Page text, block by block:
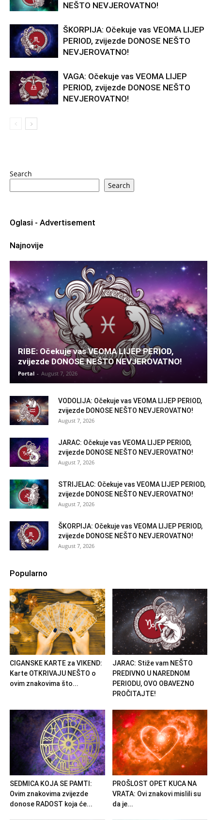
NEŠTO NEVJEROVATNO!
ŠKORPIJA: Očekuje vas VEOMA LIJEP
PERIOD, zvijezde DONOSE NEŠTO
NEVJEROVATNO!
VAGA: Očekuje vas VEOMA LIJEP
PERIOD, zvijezde DONOSE NEŠTO
NEVJEROVATNO!
Search
Search
Oglasi - Advertisement
Najnovije
RIBE: Očekuje vas VEOMA LIJEP PERIOD,
zvijezde DONOSE NEŠTO NEVJEROVATNO!
Portal - August 7, 2026
VODOLIJA: Očekuje vas VEOMA LIJEP PERIOD,
zvijezde DONOSE NEŠTO NEVJEROVATNO!
August 7, 2026
JARAC: Očekuje vas VEOMA LIJEP PERIOD,
zvijezde DONOSE NEŠTO NEVJEROVATNO!
August 7, 2026
STRIJELAC: Očekuje vas VEOMA LIJEP PERIOD,
zvijezde DONOSE NEŠTO NEVJEROVATNO!
August 7, 2026
ŠKORPIJA: Očekuje vas VEOMA LIJEP PERIOD,
zvijezde DONOSE NEŠTO NEVJEROVATNO!
August 7, 2026
Popularno
CIGANSKE KARTE za VIKEND:
Karte OTKRIVAJU NEŠTO o
ovim znakovima što...
JARAC: Stiže vam NEŠTO
PREDIVNO U NAREDNOM
PERIODU, OVO OBAVEZNO
PROČITAJTE!
SEDMICA KOJA SE PAMTI:
Ovim znakovima zvijezde
donose RADOST koja će...
PROŠLOST OPET KUCA NA
VRATA: Ovi znakovi mislili su
da je...